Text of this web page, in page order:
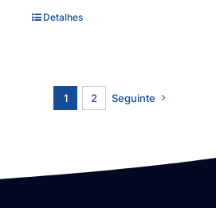
Detalhes
1 2 Seguinte